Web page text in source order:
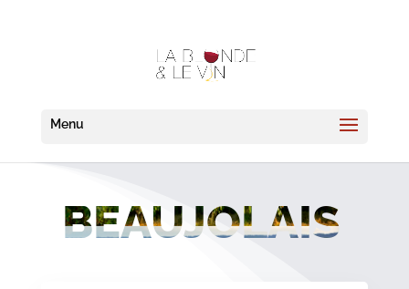
BEAUJOLAIS